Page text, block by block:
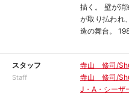
描く。 壁が消
が取り払われ
造の舞台。
スタッフ
Staff
寺山 修司/
寺山 修司/
J・A・シーザ